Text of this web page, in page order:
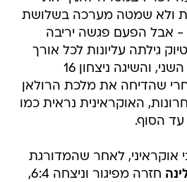
ולא שמטה מערכה בשלושת
אבל הפעם פגשה יריבה
גילתה עליונות לכל אורך
המשחק, בעיקר בסט השני, והשיגה ניצחון 16
שהדיחה את מלכת הרולאן
האוקראינית נראית כמו
הסוף.
אוקראיני, לאחר שהמדורגת
חזרה מפיגור וניצחה 6:4,